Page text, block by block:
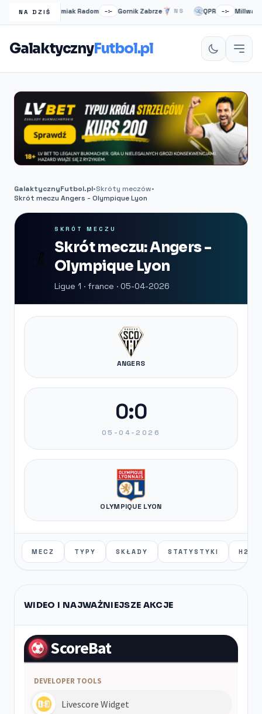
NA DZIŚRadomiak Radom –:– Gornik Zabrze NS QPR –:– Millwall
GalaktycznyFutbol.pl
GalaktycznyFutbol.pl•Skróty meczów•
Skrót meczu Angers - Olympique Lyon
SKRÓT MECZU
Skrót meczu: Angers -
Olympique Lyon
Ligue 1 · france · 05-04-2026
ANGERS
0:0
05-04-2026
OLYMPIQUE LYON
MECZ TYPY SKŁADY STATYSTYKI H2H
WIDEO I NAJWAŻNIEJSZE AKCJE